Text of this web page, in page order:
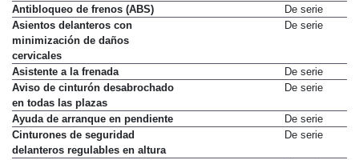
Antibloqueo de frenos (ABS)
De serie
Asientos delanteros con
minimización de daños
cervicales
De serie
Asistente a la frenada
De serie
Aviso de cinturón desabrochado
en todas las plazas
De serie
Ayuda de arranque en pendiente
De serie
Cinturones de seguridad
delanteros regulables en altura
De serie